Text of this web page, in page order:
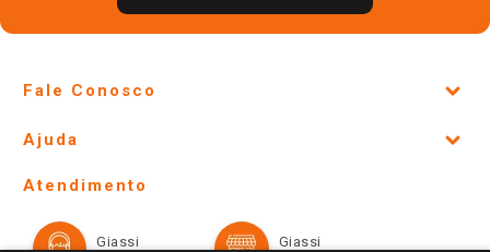
Fale Conosco
Lojas Físicas e Horários
Ofertas
Televendas
Ajuda
Formas de Pagamento
Atendimento
Giassi
Giassi